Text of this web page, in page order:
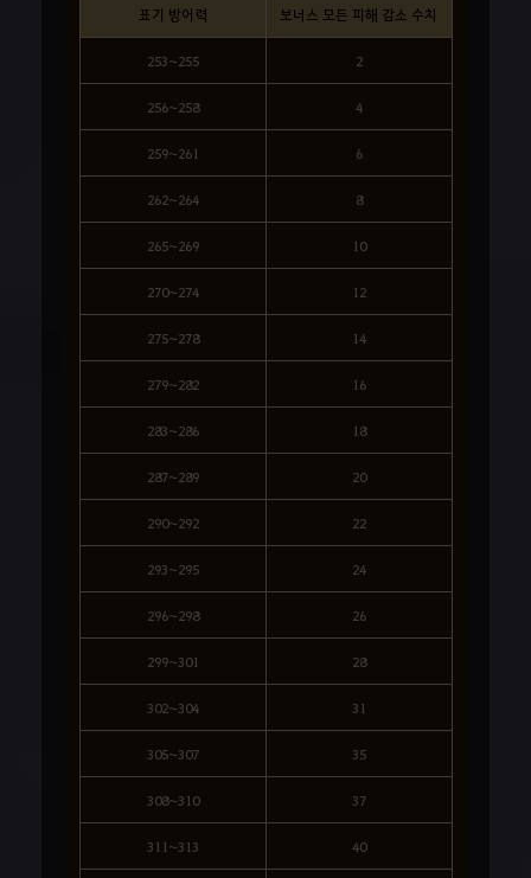
표기 방어력 보너스 모든 피해 감소 수치
253~255 2
256~258 4
259~261 6
262~264 8
265~269 10
270~274 12
275~278 14
279~282 16
283~286 18
287~289 20
290~292 22
293~295 24
296~298 26
299~301 28
302~304 31
305~307 35
308~310 37
311~313 40